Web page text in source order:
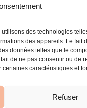
des technologies
des appareils. Le fait
données telles que le
de ne pas consentir ou de
caractéristiques et
Refuser